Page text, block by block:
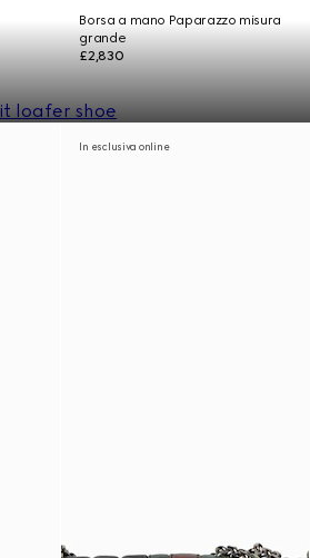
Borsa a mano Paparazzo misura
grande
£2,830
In esclusiva online